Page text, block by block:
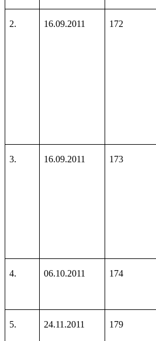
2. 16.09.2011 172
3. 16.09.2011 173
4. 06.10.2011 174
5. 24.11.2011 179